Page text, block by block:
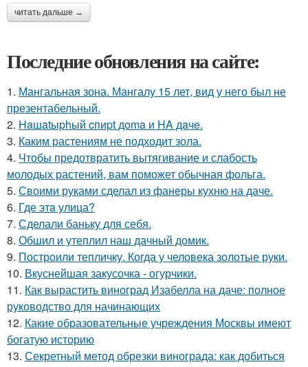
читать дальше →
Последние обновления на сайте:
1. Мангальная зона. Мангалу 15 лет, вид у него был не
презентабельный.
2. Haшatыphый cпиpt дoma и HA дaчe.
3. Каким растениям не подходит зола.
4. Чтобы предотвратить вытягивание и слабость
молодых растений, вам поможет обычная фольга.
5. Своими руками сделал из фанеры кухню на даче.
6. Где этa улица?
7. Сделали баньку для себя.
8. Обшил и утеплил наш дачный домик.
9. Построили тепличку. Когда у человека золотые руки.
10. Вкуснейшая закусочка - огурчики.
11. Как вырастить виноград Изабелла на даче: полное
руководство для начинающих
12. Какие образовательные учреждения Москвы имеют
богатую историю
13. Секретный метод обрезки винограда: как добиться